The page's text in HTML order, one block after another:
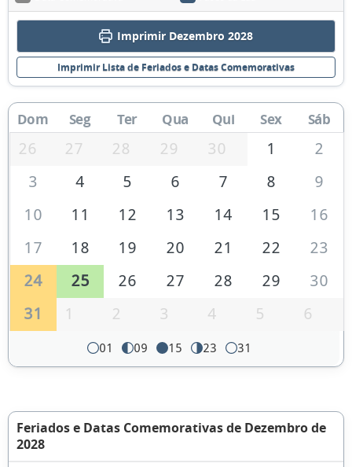
Imprimir Dezembro 2028
Imprimir Lista de Feriados e Datas Comemorativas
Dom Seg Ter Qua Qui Sex Sáb
26 27 28 29 30 1
2
3
4 5 6 7 8
9
10
11 12 13 14 15
16
17
18 19 20 21 22
23
24
25 26 27 28 29
30
31
1 2 3 4 5 6
01 09 15 23 31
Feriados e Datas Comemorativas de Dezembro de
2028